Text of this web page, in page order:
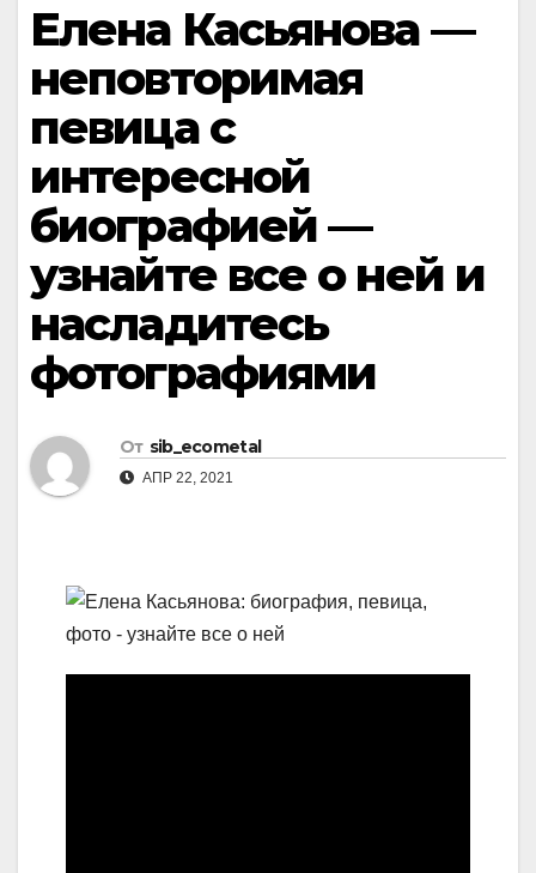
Елена Касьянова —
неповторимая
певица с
интересной
биографией —
узнайте все о ней и
насладитесь
фотографиями
От sib_ecometal
АПР 22, 2021